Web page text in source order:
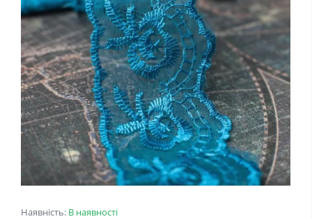
Наявність: В наявності